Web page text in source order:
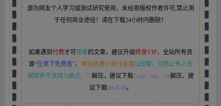
源为网友个人学习或测试研究使用，未经原版权作者许可,禁止用
于任何商业途径！请在下载24小时内删除！
如果遇到 付费才可 观看 的文章，建议升级终身VIP。 全站所有资
源“任意下免费看”。 本站资源少部分采用7z压缩，
为防止有人压
缩软件不支持7z格式，7z解压，建议下载7-zip，zip、rar解压，建
议下载WinRAR。